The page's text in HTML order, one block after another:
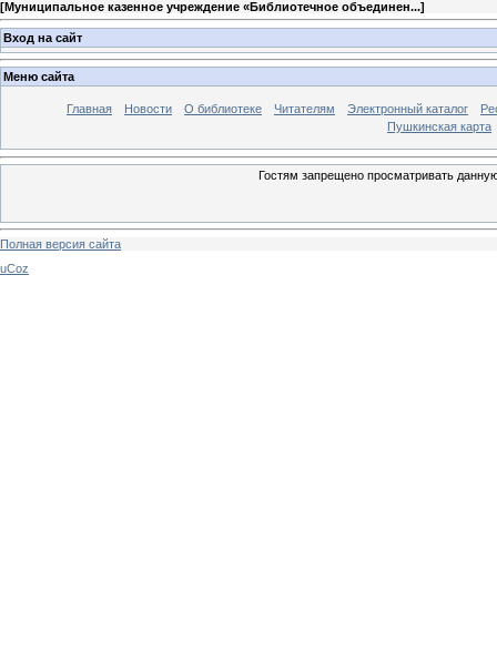
[Муниципальное казенное учреждение «Библиотечное объединен...]
Вход на сайт
Меню сайта
Главная Новости О библиотеке Читателям Электронный каталог
Пушкинская карта
Гостям запрещено просматривать
Полная версия сайта
uCoz